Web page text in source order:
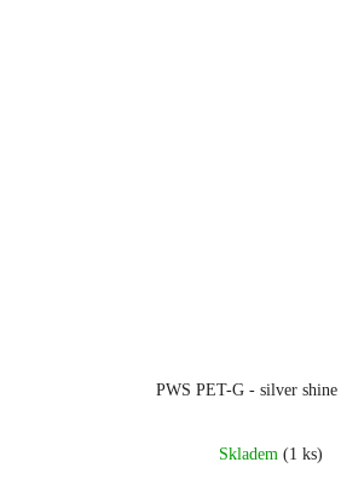
PWS PET-G - silver
Skladem (1 ks)